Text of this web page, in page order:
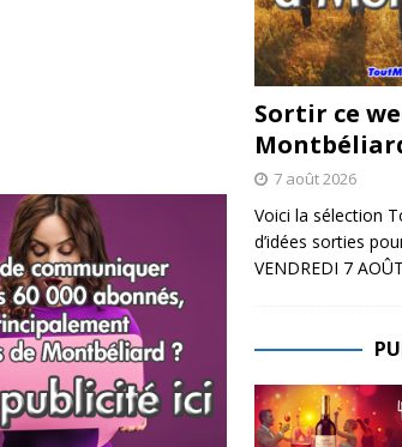
Sortir ce
7 août 2026
Voici la sélection
d’idées sorties
VENDREDI 7